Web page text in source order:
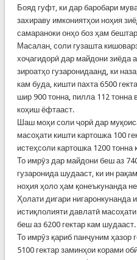
Бояд гуфт, ки дар баробари
захираву имкониятҳои ноҳия
самараноки онҳо боз ҳам
Масалан, соли гузашта
хоҷагидорӣ дар майдони зиёда
зироатҳо гузаронидаанд, ки
кам буда, кишти пахта 6500
шир 900 тонна, пилла 112 тонна
коҳиш ёфтааст.
Шаш моҳи соли ҷорӣ дар
масоҳати кишти картошка 100
истеҳсоли картошка 1200 тонна
То имрӯз дар майдони беш аз
гузаронида шудааст, ки ин
ноҳия ҳоло ҳам қонеъкунанда
Ҳолати дигари нигаронкунанда
истиқлолияти давлатӣ
беш аз 6200 гектар кам шудааст.
То имрӯз қариб панҷуним ҳазор
5100 гектар заминҳои корами